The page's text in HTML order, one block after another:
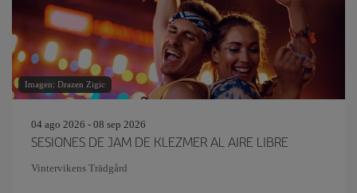
Imagen: Drazen Zigic
04 ago 2026 - 08 sep 2026
SESIONES DE JAM DE KLEZMER AL AIRE LIBRE
Vintervikens Trädgård